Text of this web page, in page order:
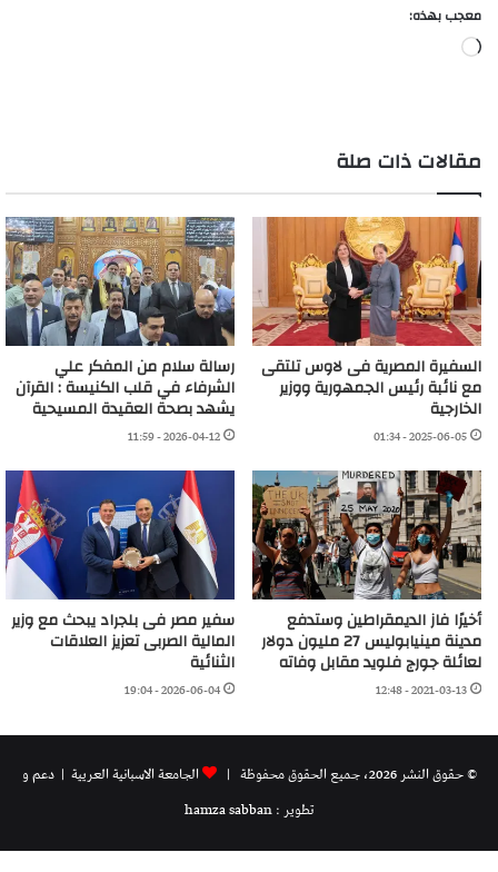
معجب بهذه:
جاري
مقالات ذات صلة
السفيرة المصرية فى لاوس تلتقى
مع نائبة رئيس الجمهورية ووزير
الخارجية
2025-06-05 - 01:34
رسالة سلام من المفكر علي
الشرفاء في قلب الكنيسة : القرآن
يشهد بصحة العقيدة المسيحية
2026-04-12 - 11:59
أخيرًا فاز الديمقراطين وستدفع
مدينة مينيابوليس 27 مليون دولار
لعائلة جورج فلويد مقابل وفاته
2021-03-13 - 12:48
سفير مصر فى بلجراد يبحث مع وزير
المالية الصربى تعزيز العلاقات
الثنائية
2026-06-04 - 19:04
© حقوق النشر 2026، جميع الحقوق محفوظة | الجامعة الاسبانية العريية | دعم و
تطوير : hamza sabban